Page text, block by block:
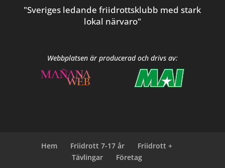
"Sveriges ledande friidrottsklubb med stark
lokal närvaro"
Webbplatsen är producerad och drivs av:
Hem Friidrott 7-17 år
Friidrott +
Tävlingar
Företag